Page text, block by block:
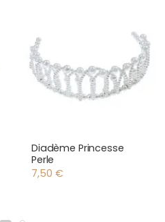
Diadème Princesse
Perle
7,50 €